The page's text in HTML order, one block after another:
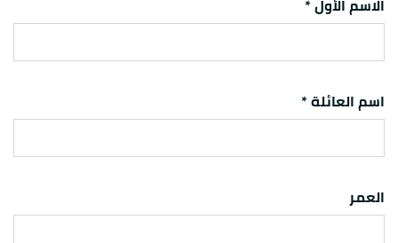
الاسم الأول *
اسم العائلة *
العمر